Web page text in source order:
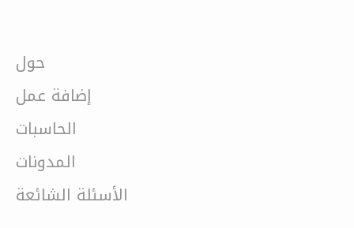
حول
إضافة عمل
الحاسبات
المدونات
الأسئلة الشائعة